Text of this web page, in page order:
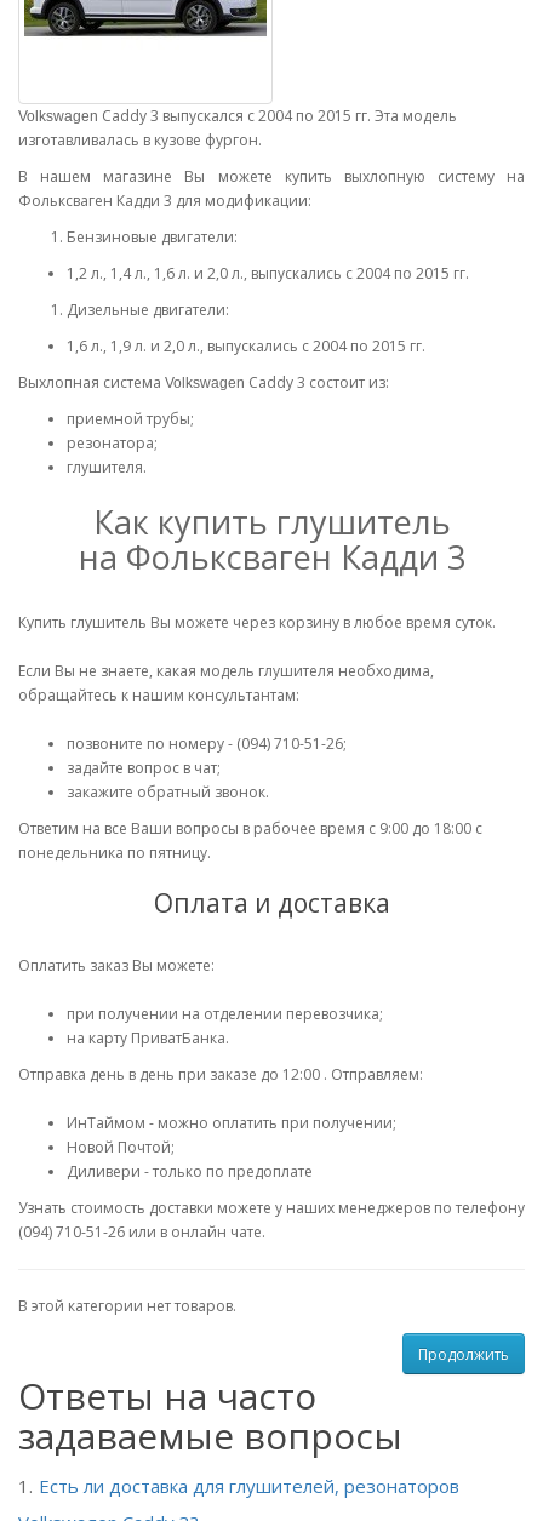
Volkswagen Caddy 3 выпускался с 2004 по 2015 гг. Эта модель
изготавливалась в кузове фургон.
В нашем магазине Вы можете купить выхлопную систему на
Фольксваген Кадди 3 для модификации:
Бензиновые двигатели:
1,2 л., 1,4 л., 1,6 л. и 2,0 л., выпускались с 2004 по 2015 гг.
Дизельные двигатели:
1,6 л., 1,9 л. и 2,0 л., выпускались с 2004 по 2015 гг.
Выхлопная система Volkswagen Caddy 3 состоит из:
приемной трубы;
резонатора;
глушителя.
Как купить глушитель
на Фольксваген Кадди 3
Купить глушитель Вы можете через корзину в любое время суток.
Если Вы не знаете, какая модель глушителя необходима,
обращайтесь к нашим консультантам:
позвоните по номеру - (094) 710-51-26;
задайте вопрос в чат;
закажите обратный звонок.
Ответим на все Ваши вопросы в рабочее время с 9:00 до 18:00 с
понедельника по пятницу.
Оплата и доставка
Оплатить заказ Вы можете:
при получении на отделении перевозчика;
на карту ПриватБанка.
Отправка день в день при заказе до 12:00 . Отправляем:
ИнТаймом - можно оплатить при получении;
Новой Почтой;
Диливери - только по предоплате
Узнать стоимость доставки можете у наших менеджеров по телефону
(094) 710-51-26 или в онлайн чате.
В этой категории нет товаров.
Продолжить
Ответы на часто
задаваемые вопросы
Есть ли доставка для глушителей, резонаторов